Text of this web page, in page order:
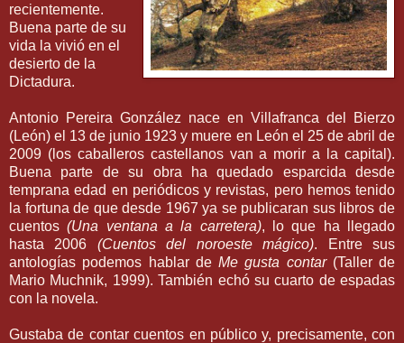
recientemente.
Buena parte de su
vida la vivió en el
desierto de la
Dictadura.
Antonio Pereira González nace en Villafranca del Bierzo
(León) el 13 de junio 1923 y muere en León el 25 de abril de
2009 (los caballeros castellanos van a morir a la capital).
Buena parte de su obra ha quedado esparcida desde
temprana edad en periódicos y revistas, pero hemos tenido
la fortuna de que desde 1967 ya se publicaran sus libros de
cuentos(Una ventana a la carretera), lo que ha llegado
hasta 2006 (Cuentos del noroeste mágico). Entre sus
antologías podemos hablar de Me gusta contar(Taller de
Mario Muchnik, 1999). También echó su cuarto de espadas
con la novela.
Gustaba de contar cuentos en público y, precisamente, con